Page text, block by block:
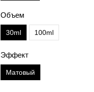
Объем
30ml 100ml
Эффект
Матовый